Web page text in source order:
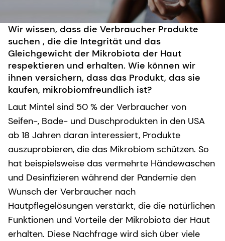
Wir wissen, dass die Verbraucher Produkte
suchen , die die Integrität und das
Gleichgewicht der Mikrobiota der Haut
respektieren und erhalten. Wie können wir
ihnen versichern, dass das Produkt, das sie
kaufen, mikrobiomfreundlich ist?
Laut Mintel sind 50 % der Verbraucher von
Seifen-, Bade- und Duschprodukten in den USA
ab 18 Jahren daran interessiert, Produkte
auszuprobieren, die das Mikrobiom schützen. So
hat beispielsweise das vermehrte Händewaschen
und Desinfizieren während der Pandemie den
Wunsch der Verbraucher nach
Hautpflegelösungen verstärkt, die die natürlichen
Funktionen und Vorteile der Mikrobiota der Haut
erhalten. Diese Nachfrage wird sich über viele